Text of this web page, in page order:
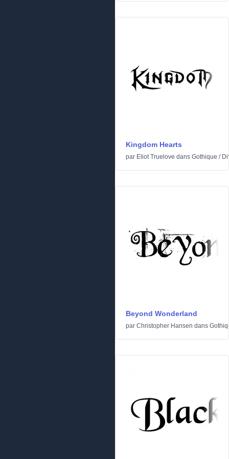
Kingdom Hearts
par Eliot Truelove dans Gothique /
Beyond Wonderland
par Christopher Hansen dans